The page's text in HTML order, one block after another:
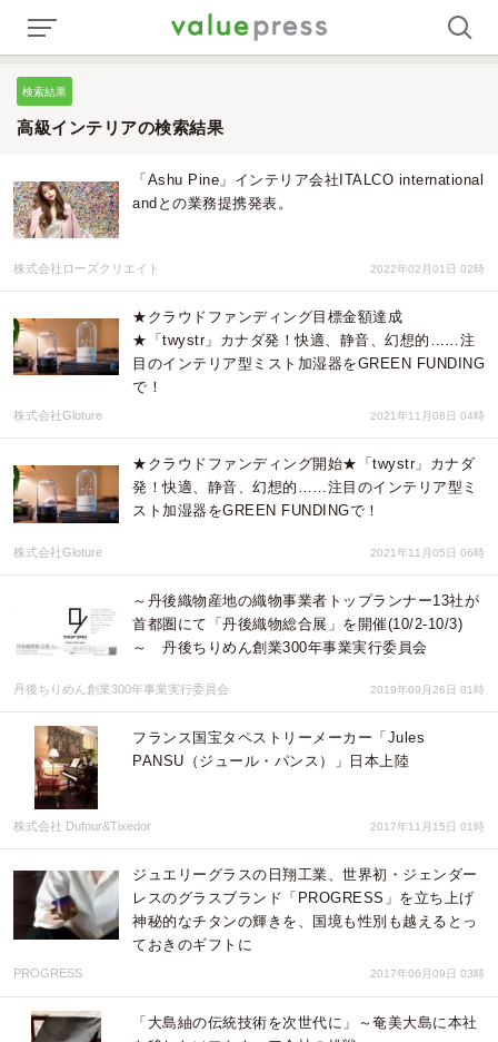
検索結果
高級インテリアの検索結果
「Ashu Pine」インテリア会社ITALCO international
andとの業務提携発表。
株式会社ローズクリエイト 2022年02月01日 02時
★クラウドファンディング目標金額達成
★「twystr」カナダ発！快適、静音、幻想的……注
目のインテリア型ミスト加湿器をGREEN FUNDING
で！
株式会社Gloture 2021年11月08日 04時
★クラウドファンディング開始★「twystr」カナダ
発！快適、静音、幻想的……注目のインテリア型ミ
スト加湿器をGREEN FUNDINGで！
株式会社Gloture 2021年11月05日 06時
～丹後織物産地の織物事業者トップランナー13社が
首都圏にて「丹後織物総合展」を開催(10/2-10/3)
～ 丹後ちりめん創業300年事業実行委員会
丹後ちりめん創業300年事業実行委員会 2019年09月26日 01時
フランス国宝タペストリーメーカー「Jules
PANSU（ジュール・パンス）」日本上陸
株式会社 Dufour&Tixedor 2017年11月15日 01時
ジュエリーグラスの日翔工業、世界初・ジェンダー
レスのグラスブランド「PROGRESS」を立ち上げ
神秘的なチタンの輝きを、国境も性別も越えるとっ
ておきのギフトに
PROGRESS 2017年06月09日 03時
「大島紬の伝統技術を次世代に」～奄美大島に本社